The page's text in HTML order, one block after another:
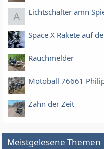
A Lichtschalter amn
Space X Rakete auf
Rauchmelder
Motoball 76661
Zahn der Zeit
Meistgelesene Themen